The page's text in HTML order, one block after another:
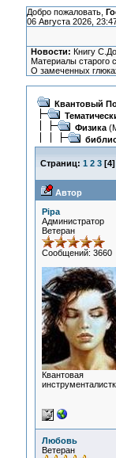
Добро пожаловать,
06 Августа 2026,
Новости: Книгу
Материалы старого
О замеченных
Квантовый
Физика
Страниц: 1 2 3[4]
Автор
Pipa
Администратор
Ветеран
Сообщений: 3660
Квантовая
Любовь
Ветеран